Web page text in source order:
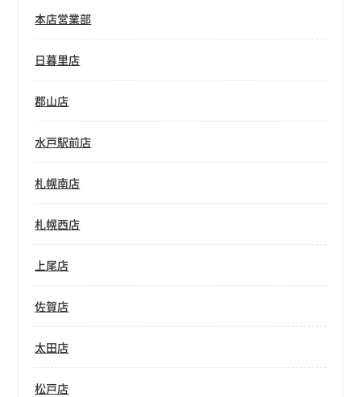
本店営業部
日暮里店
郡山店
水戸駅前店
札幌南店
札幌西店
上尾店
佐賀店
太田店
松戸店